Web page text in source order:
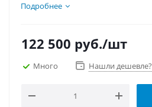
Подробнее
122 500 руб./шт
Много Нашли дешевле?